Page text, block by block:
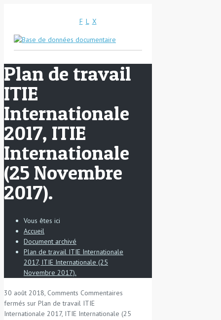
F L X
Plan de travail
ITIE
Internationale
2017, ITIE
Internationale
(25 Novembre
2017).
Vous êtes ici
Accueil
Document archivé
Plan de travail ITIE Internationale
2017, ITIE Internationale (25
Novembre 2017).
30 août 2018, Comments Commentaires
fermés sur Plan de travail ITIE
Internationale 2017, ITIE Internationale (25